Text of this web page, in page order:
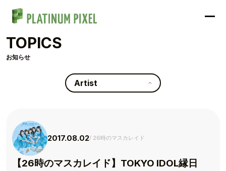
TOPICS
お知らせ
Artist
2017.08.02 26時のマスカレイド
【26時のマスカレイド】TOKYO IDOL縁日